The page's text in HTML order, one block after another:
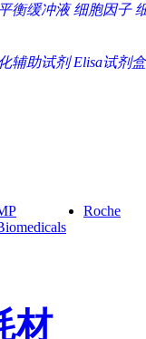
衡缓冲液 细胞因子
辅助试剂 Elisa试剂盒
Roche
材